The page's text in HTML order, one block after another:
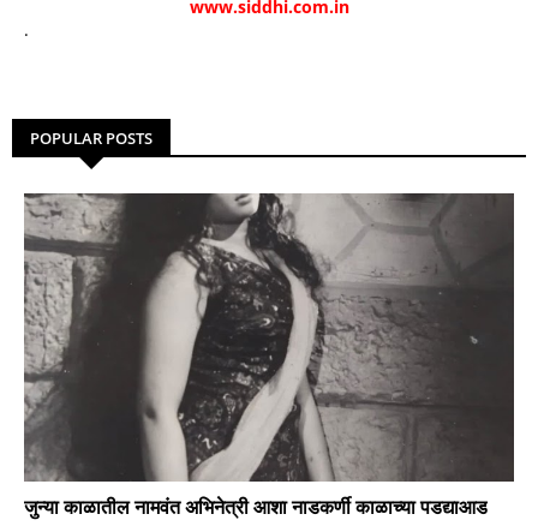
www.siddhi.com.in
.
POPULAR POSTS
जुन्या काळातील नामवंत अभिनेत्री आशा नाडकर्णी काळाच्या पडद्याआड